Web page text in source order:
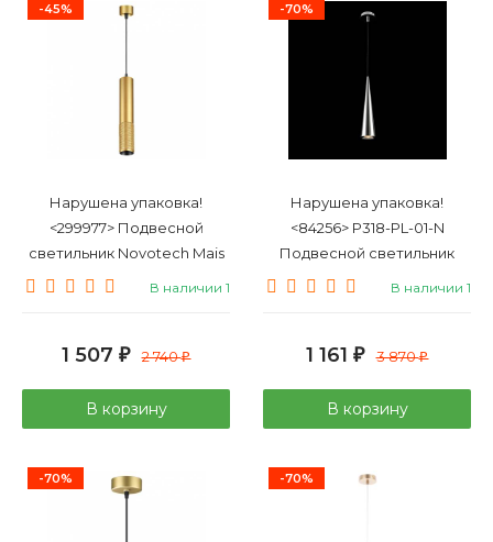
-45%
Нарушена упаковка!
<299977> Подвесной
светильник Novotech Mais
370762
В наличии 1
1 507 ₽ 2 740₽
В корзину
-70%
Нарушена упаковка!
<84256> P318-PL-01-N
Подвесной светильник
Maytoni Nevill (MOD318-01-
В наличии 1
1 161 ₽ 3 870₽
В корзину
-70% -70%